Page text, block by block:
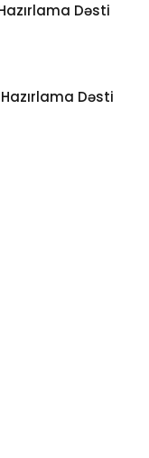
Dəsti
Hazırlama Dəsti